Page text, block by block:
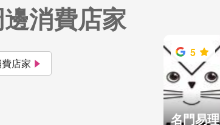
消費店家
店家
5